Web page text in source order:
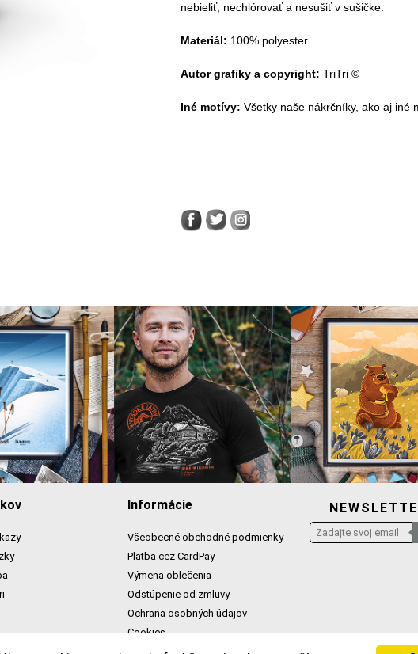
nebieliť, nechlórovať a nesušiť v sušičke.
Materiál: 100% polyester
Autor grafiky a copyright: TriTri ©
Iné motívy: Všetky naše nákrčníky, ako aj iné
Informácie
Všeobecné obchodné podmienky
Platba cez CardPay
Výmena oblečenia
Odstúpenie od zmluvy
Ochrana osobných údajov
Cookies